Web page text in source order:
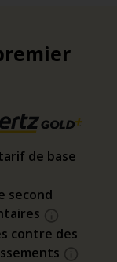
de base
second
contre des